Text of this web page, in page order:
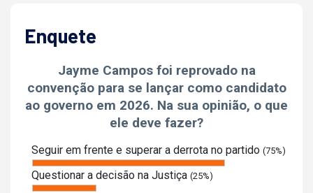
Enquete
Jayme Campos foi reprovado na
convenção para se lançar como candidato
ao governo em 2026. Na sua opinião, o que
ele deve fazer?
Seguir em frente e superar a derrota no partido (75%)
Questionar a decisão na Justiça (25%)